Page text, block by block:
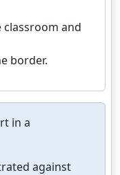
and
border.
in a
against